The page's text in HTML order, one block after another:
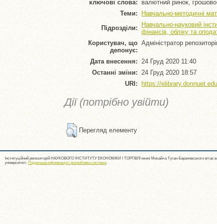
ключові слова: валютний ринок,
Теми:
Навчально-методичні
Підрозділи:
Навчально-науковий
фінансів, обліку та
Користувач, що
депонує:
Адміністратор
Дата внесення: 24 Груд 2020 11:40
Останні зміни: 24 Груд 2020 18:57
URI:
https://
Дії (потрібно увійти)
Перегляд елементу
Інституційний репозиторій НАУКОВОГО ІНСТИТУТУ ЕКОНОМІКИ І ТОРГІВЛІ імені Михайла Туган-Барановського вітає
університеті. Подальша інформація і розробники системи